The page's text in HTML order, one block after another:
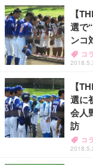
【
選で
ンコ
コ
【
選に
会人
訪
コ